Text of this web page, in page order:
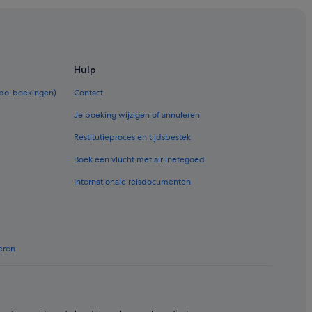
boekingen)
Hulp
Contact
Je boeking wijzigen of annuleren
Restitutieproces en tijdsbestek
Boek een vlucht met airlinetegoed
Internationale reisdocumenten